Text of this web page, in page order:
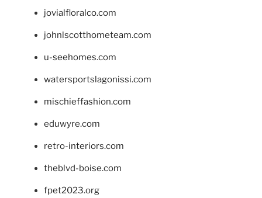
jovialfloralco.com
johnlscotthometeam.com
u-seehomes.com
watersportslagonissi.com
mischieffashion.com
eduwyre.com
retro-interiors.com
theblvd-boise.com
fpet2023.org